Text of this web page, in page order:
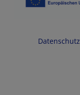
Datenschutz